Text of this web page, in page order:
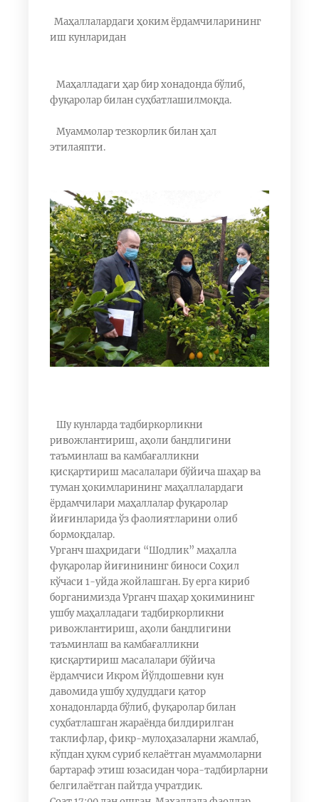
Маҳаллалардаги ҳоким ёрдамчиларининг
иш кунларидан
Маҳалладаги ҳар бир хонадонда бўлиб,
фуқаролар билан суҳбатлашилмоқда.
Муаммолар тезкорлик билан ҳал
этилаяпти.
Шу кунларда тадбиркорликни
ривожлантириш, аҳоли бандлигини
таъминлаш ва камбағалликни
қисқартириш масалалари бўйича шаҳар ва
туман ҳокимларининг маҳаллалардаги
ёрдамчилари маҳаллалар фуқаролар
йиғинларида ўз фаолиятларини олиб
бормоқдалар.
Урганч шаҳридаги “Шодлик” маҳалла
фуқаролар йиғинининг биноси Соҳил
кўчаси 1-уйда жойлашган. Бу ерга кириб
борганимизда Урганч шаҳар ҳокимининг
ушбу маҳалладаги тадбиркорликни
ривожлантириш, аҳоли бандлигини
таъминлаш ва камбағалликни
қисқартириш масалалари бўйича
ёрдамчиси Икром Йўлдошевни кун
давомида ушбу ҳудуддаги қатор
хонадонларда бўлиб, фуқаролар билан
суҳбатлашган жараёнда билдирилган
таклифлар, фикр-мулоҳазаларни жамлаб,
кўпдан ҳукм суриб келаётган муаммоларни
бартараф этиш юзасидан чора-тадбирларни
белгилаётган пайтда учратдик.